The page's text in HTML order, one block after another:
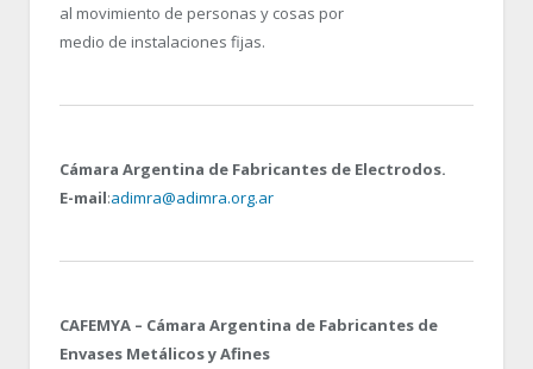
al movimiento de personas y cosas por
medio de instalaciones fijas.
Cámara Argentina de Fabricantes de Electrodos.
E-mail:adimra@adimra.org.ar
CAFEMYA – Cámara Argentina de Fabricantes de
Envases Metálicos y Afines